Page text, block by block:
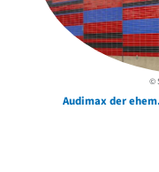
©
Audimax der